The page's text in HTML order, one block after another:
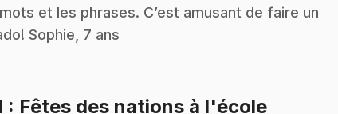
et les phrases. C’est amusant de faire un
Sophie, 7 ans
: Fêtes des nations à l'école.